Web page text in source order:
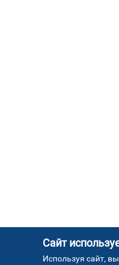
Сайт
Используя сайт,